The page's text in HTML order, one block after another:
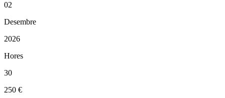
02
Desembre
2026
Hores
30
250 €